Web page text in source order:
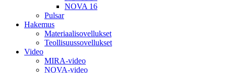
NOVA 16
Pulsar
Hakemus
Materiaalisovellukset
Teollisuussovellukset
Video
MIRA-video
NOVA-video